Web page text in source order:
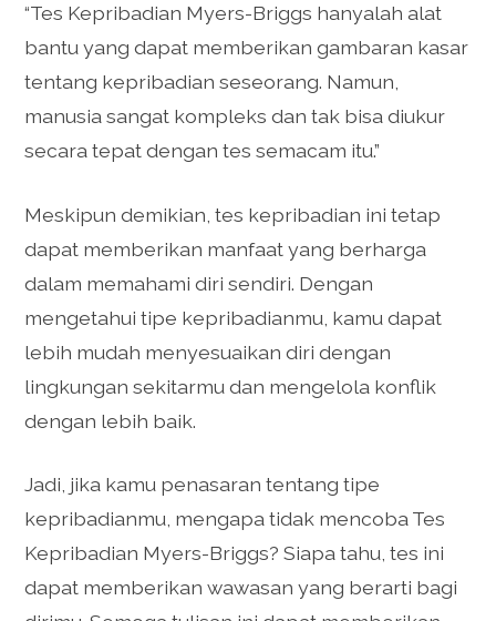
“Tes Kepribadian Myers-Briggs hanyalah alat
bantu yang dapat memberikan gambaran kasar
tentang kepribadian seseorang. Namun,
manusia sangat kompleks dan tak bisa diukur
secara tepat dengan tes semacam itu.”
Meskipun demikian, tes kepribadian ini tetap
dapat memberikan manfaat yang berharga
dalam memahami diri sendiri. Dengan
mengetahui tipe kepribadianmu, kamu dapat
lebih mudah menyesuaikan diri dengan
lingkungan sekitarmu dan mengelola konflik
dengan lebih baik.
Jadi, jika kamu penasaran tentang tipe
kepribadianmu, mengapa tidak mencoba Tes
Kepribadian Myers-Briggs? Siapa tahu, tes ini
dapat memberikan wawasan yang berarti bagi